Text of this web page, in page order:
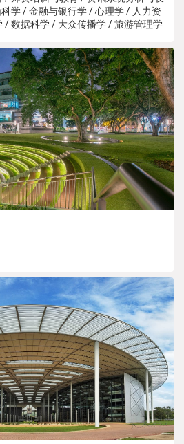
学 / 金融与银行学 / 心理学 / 人力资
/ 数据科学 / 大众传播学 / 旅游管理学